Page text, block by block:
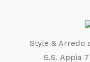
Style & Arredo
S.S. Appia